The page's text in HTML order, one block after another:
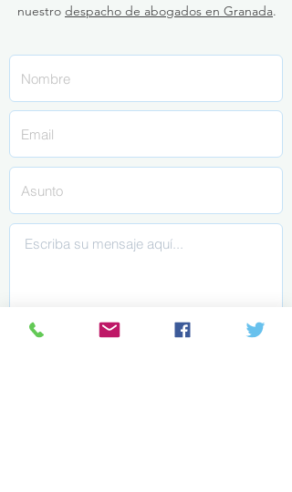
nuestro despacho de abogados en Granada.